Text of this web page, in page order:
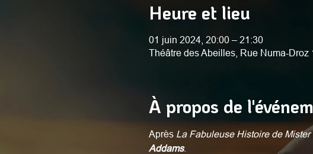
Heure et lieu
01 juin 2024, 20:00 – 21:30
Théâtre des Abeilles, Rue Numa-
À propos de
Après La Fabuleuse Histoire de Mister
Addams.